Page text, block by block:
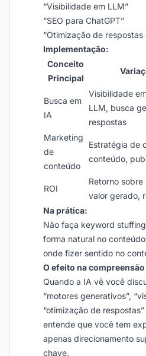
“Visibilidade em LLM”
“SEO para ChatGPT”
“Otimização de respostas
Implementação:
Conceito
Principal
Busca em
IA
Visibilidade
LLM, busca
respostas
Marketing
de
conteúdo
Estratégia de
conteúdo,
ROI
Retorno
valor gerado,
Na prática:
Não faça keyword
forma natural no
onde fizer sentido no
O efeito na compreensão
Quando a IA vê você
“motores generativos”,
“otimização de
entende que você tem
apenas direcionamento
chave.